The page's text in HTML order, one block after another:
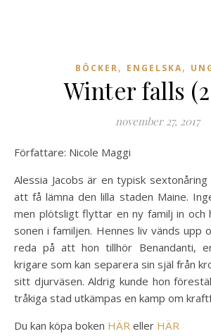
BÖCKER, ENGELSKA,
Winter falls
november 27, 2017
Författare: Nicole Maggi
Alessia Jacobs är en typisk
att få lämna den lilla staden Maine.
men plötsligt flyttar en ny familj in och
sonen i familjen. Hennes liv vänds upp
reda på att hon tillhör Benandanti,
krigare som kan separera sin själ från
sitt djurväsen. Aldrig kunde hon
tråkiga stad utkämpas en kamp om
Du kan köpa boken HÄR eller HÄR